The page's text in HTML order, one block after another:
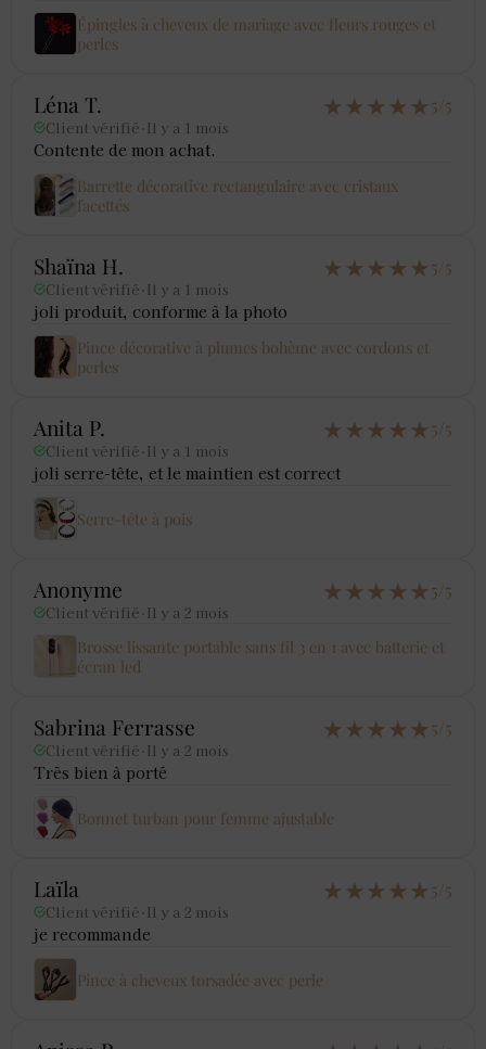
Épingles à cheveux de mariage avec fleurs rouges et
perles
Léna T.
Client vérifié Il y a 1 mois
★★★★★5/5
Contente de mon achat.
Barrette décorative rectangulaire avec cristaux
facettés
Shaïna H.
Client vérifié Il y a 1 mois
★★★★★5/5
joli produit, conforme à la photo
Pince décorative à plumes bohème avec cordons et
perles
Anita P.
Client vérifié Il y a 1 mois
★★★★★5/5
joli serre-tête, et le maintien est correct
Serre-tête à pois
Anonyme
Client vérifié Il y a 2 mois
★★★★★5/5
Brosse lissante portable sans fil 3 en 1 avec batterie et
écran led
Sabrina Ferrasse
Client vérifié Il y a 2 mois
★★★★★5/5
Très bien à porté
Bonnet turban pour femme ajustable
Laïla
Client vérifié Il y a 2 mois
★★★★★5/5
je recommande
Pince à cheveux torsadée avec perle